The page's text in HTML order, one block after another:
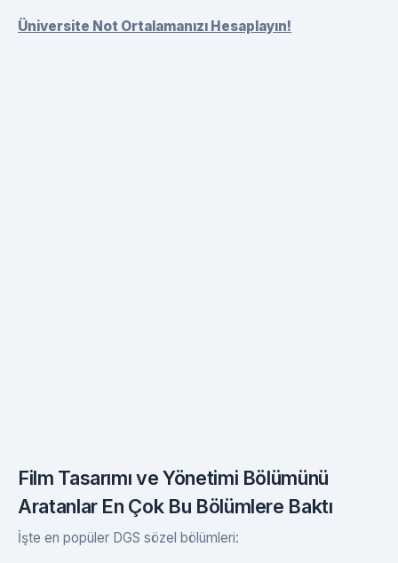
Üniversite Not Ortalamanızı Hesaplayın!
Film Tasarımı ve Yönetimi Bölümünü
Aratanlar En Çok Bu Bölümlere Baktı
İşte en popüler DGS sözel bölümleri: